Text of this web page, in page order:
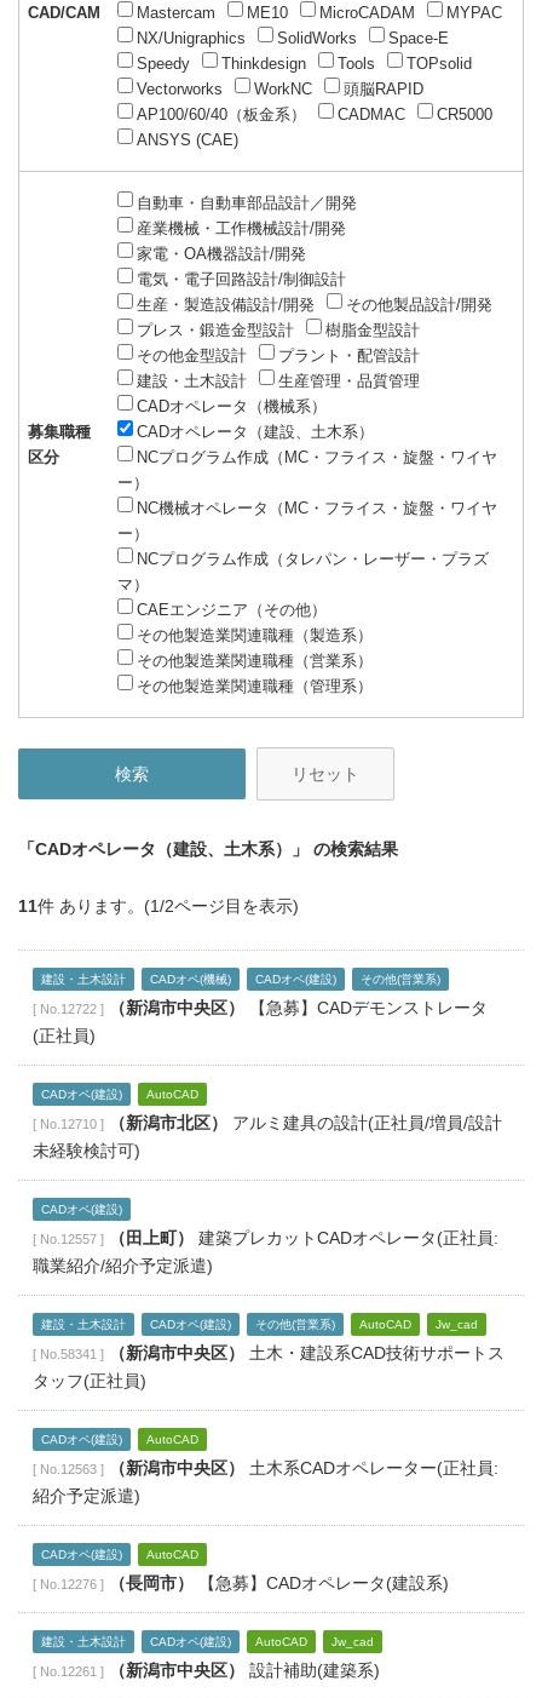
CAD/CAM
Mastercam
ME10 MicroCADAM
MYPAC
NX/Unigraphics
SolidWorks
Space-E
Speedy
Thinkdesign Tools
TOPsolid
Vectorworks
WorkNC
頭脳RAPID
AP100/60/40（板金系）
CADMAC
CR5000
ANSYS (CAE)
募集職種
区分
自動車・自動車部品設計／開発
産業機械・工作機械設計/開発
家電・OA機器設計/開発
電気・電子回路設計/制御設計
生産・製造設備設計/開発
その他製品設計/開発
プレス・鍛造金型設計
樹脂金型設計
その他金型設計
プラント・配管設計
建設・土木設計
生産管理・品質管理
CADオペレータ（機械系）
CADオペレータ（建設、土木系）
NCプログラム作成（MC・フライス・旋盤・ワイヤ
ー）
NC機械オペレータ（MC・フライス・旋盤・ワイヤ
ー）
NCプログラム作成（タレパン・レーザー・プラズ
マ）
CAEエンジニア（その他）
その他製造業関連職種（製造系）
その他製造業関連職種（営業系）
その他製造業関連職種（管理系）
リセット
「CADオペレータ（建設、土木系）」 の検索結果
11件 あります。(1/2ページ目を表示)
建設・土木設計 CADオペ(機械) CADオペ(建設) その他(営業系)
[ No.12722 ] （新潟市中央区）
【急募】CADデモンストレータ
(正社員)
CADオペ(建設) AutoCAD
[ No.12710 ] （新潟市北区）
アルミ建具の設計(正社員/増員/設計
未経験検討可)
CADオペ(建設)
[ No.12557 ] （田上町）
建築プレカットCADオペレータ(正社員:
職業紹介/紹介予定派遣)
建設・土木設計 CADオペ(建設) その他(営業系) AutoCAD Jw_cad
[ No.58341 ] （新潟市中央区）
土木・建設系CAD技術サポートス
タッフ(正社員)
CADオペ(建設) AutoCAD
[ No.12563 ] （新潟市中央区）
土木系CADオペレーター(正社員:
紹介予定派遣)
CADオペ(建設) AutoCAD
[ No.12276 ] （長岡市） 【急募】CADオペレータ(建設系)
建設・土木設計 CADオペ(建設) AutoCAD Jw_cad
[ No.12261 ] （新潟市中央区） 設計補助(建築系)